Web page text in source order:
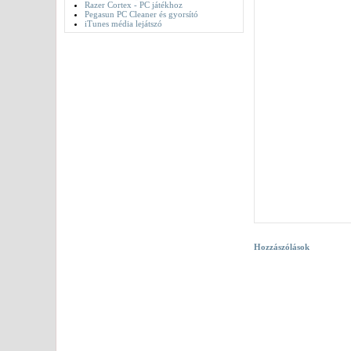
Razer Cortex - PC játékhoz
Pegasun PC Cleaner és gyorsító
iTunes média lejátszó
Hozzászólások